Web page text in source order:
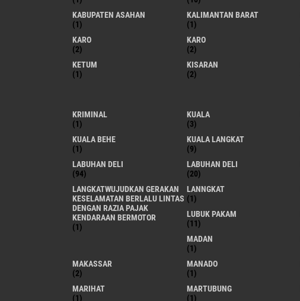
KABUPATEN ASAHAN
(1)
KALIMANTAN BARAT
(1)
KARO
(2)
KARO
(2)
KETUM
(1)
KISARAN
(2)
KRIMINAL
(1)
KUALA
(3)
KUALA BEHE
(1)
KUALA LANGKAT
(9)
LABUHAN DELI
(94)
LABUHAN DELI
(20)
LANGKATWUJUDKAN GERAKAN
KESELAMATAN BERLALU LINTAS
DENGAN RAZIA PAJAK
KENDARAAN BERMOTOR
(1)
LANNGKAT
(1)
LUBUK PAKAM
(11)
MADAN
(1)
MAKASSAR
(2)
MANADO
(1)
MARIHAT
(1)
MARTUBUNG
(1)